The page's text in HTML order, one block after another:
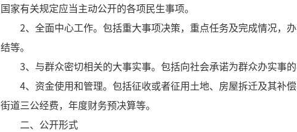
国家有关规定应当主动公开的各项民生事项。
2、全面中心工作。包括重大事项决策，重点任务及完成情况，
结等。
3、与群众密切相关的大事实事。包括向社会承诺为群众办实事的
4、资金使用和管理。包括征收或者征用土地、房屋拆迁及其补
街道三公经费，年度财务预决算等。
二、公开形式